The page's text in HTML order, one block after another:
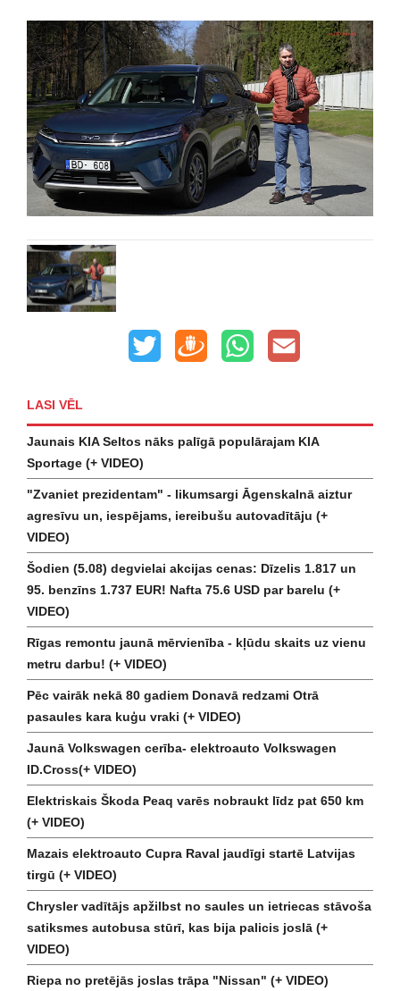
LASI VĒL
Jaunais KIA Seltos nāks palīgā populārajam KIA
Sportage (+ VIDEO)
"Zvaniet prezidentam" - likumsargi Āgenskalnā aiztur
agresīvu un, iespējams, iereibušu autovadītāju (+
VIDEO)
Šodien (5.08) degvielai akcijas cenas: Dīzelis 1.817 un
95. benzīns 1.737 EUR! Nafta 75.6 USD par barelu (+
VIDEO)
Rīgas remontu jaunā mērvienība - kļūdu skaits uz vienu
metru darbu! (+ VIDEO)
Pēc vairāk nekā 80 gadiem Donavā redzami Otrā
pasaules kara kuģu vraki (+ VIDEO)
Jaunā Volkswagen cerība- elektroauto Volkswagen
ID.Cross(+ VIDEO)
Elektriskais Škoda Peaq varēs nobraukt līdz pat 650 km
(+ VIDEO)
Mazais elektroauto Cupra Raval jaudīgi startē Latvijas
tirgū (+ VIDEO)
Chrysler vadītājs apžilbst no saules un ietriecas stāvoša
satiksmes autobusa stūrī, kas bija palicis joslā (+
VIDEO)
Riepa no pretējās joslas trāpa "Nissan" (+ VIDEO)